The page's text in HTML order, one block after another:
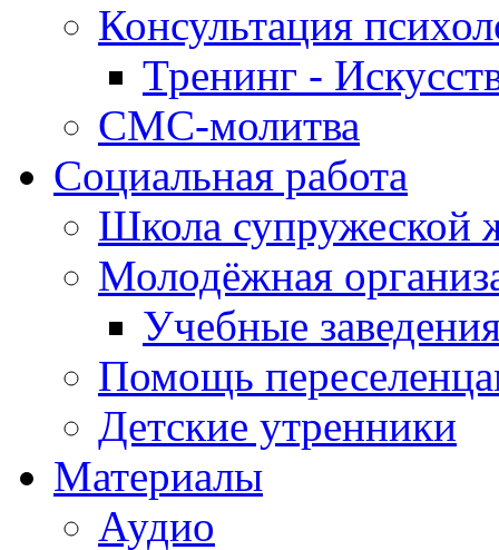
Консультация
Тренинг -
СМС-молитва
Социальная работа
Школа супружеской
Молодёжная
Учебные
Помощь
Детские утренники
Материалы
Аудио